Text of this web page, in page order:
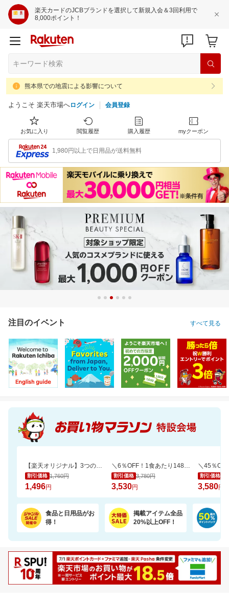
楽天カードのJCBブランドを選択して新規入会＆3回利用で
8,000ポイント！
熊本県での地震による影響について
ようこそ 楽天市場へログイン 会員登録
お気に入り 閲覧履歴 購入履歴 myクーポン
1,980円以上で日用品が送料無料
注目のイベント すべて見る
【楽天オリジナル】3つのカラー選べる、立体マスク＼約3か月使える大容量／
割引価格 1,760円
1,496円
＼6％OFF！1食あたり148円／エコ梱包！パックご飯 180g×24食
割引価格 3,780円
3,530円
割引価格
3,580円
食品と日用品がお
得！
掲載アイテム全品
20%以上OFF！